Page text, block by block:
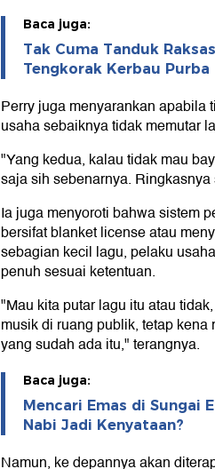
Baca juga:
Tak Cuma Tanduk
Tengkorak Kerbau Purba
Perry juga menyarankan apabila
usaha sebaiknya tidak memutar
"Yang kedua, kalau tidak mau
saja sih sebenarnya.
Ia juga menyoroti bahwa sistem
bersifat blanket license atau
sebagian kecil lagu, pelaku
penuh sesuai ketentuan.
"Mau kita putar lagu itu atau
musik di ruang publik, tetap
yang sudah ada itu," terangnya.
Baca juga:
Mencari Emas di Sungai
Nabi Jadi Kenyataan?
Namun, ke depannya akan